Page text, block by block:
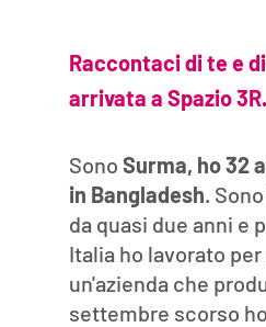
Raccontaci di te e
arrivata a Spazio
Sono Surma, ho 32
in Bangladesh.
da quasi due anni e
Italia ho lavorato
un'azienda che
settembre scorso